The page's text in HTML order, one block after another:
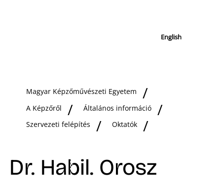
English
Magyar Képzőművészeti Egyetem
A Képzőről
Általános információ
Szervezeti felépítés
Oktatók
Dr. Habil. Orosz